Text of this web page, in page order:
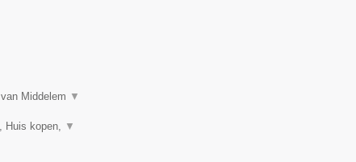
Middelem ▼
Huis kopen, ▼